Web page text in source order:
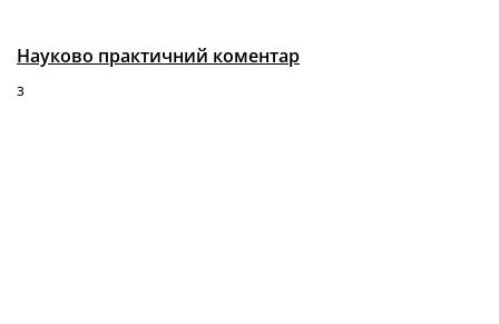
Науково практичний коментар
з